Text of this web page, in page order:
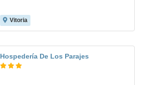
Vitoria
Hospedería De Los Parajes